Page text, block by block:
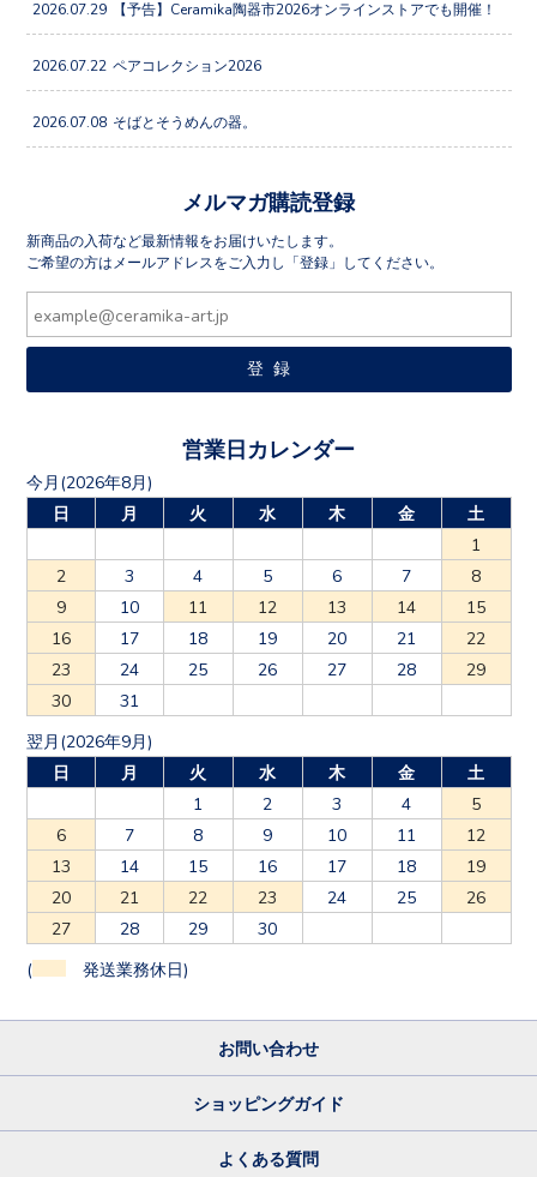
2026.07.29 【予告】Ceramika陶器市2026オンラインストアでも開催！
2026.07.22 ペアコレクション2026
2026.07.08 そばとそうめんの器。
メルマガ購読登録
新商品の入荷など最新情報をお届けいたします。
ご希望の方はメールアドレスをご入力し「登録」してください。
営業日カレンダー
今月(2026年8月)
日
月 火 水 木 金
土
1
2
3 4 5 6 7
8
9
10 11 12 13 14
15
16
17 18 19 20 21
22
23
24 25 26 27 28
29
30
31
翌月(2026年9月)
日
月 火 水 木 金
土
1
2 3 4
5
6
7 8 9 10 11
12
13
14 15 16 17 18
19
20
21 22 23 24 25
26
27
28 29 30
( 発送業務休日)
お問い合わせ
ショッピングガイド
よくある質問